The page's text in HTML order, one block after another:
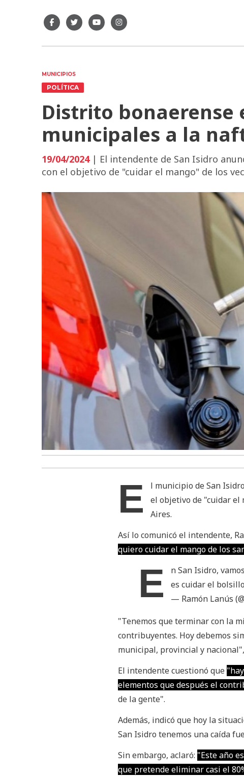
MUNICIPIOS
POLÍTICA
Distrito bonaerense
municipales a la
19/04/2024| El intendente de San Isidro
con el objetivo de "cuidar el mango" de los
E
l municipio de San
el objetivo de "cuidar el
Aires.
Así lo comunicó el intendente,
quiero cuidar el mango de los
E
n San Isidro,
es cuidar el
— Ramón Lanús
"Tenemos que terminar con la
contribuyentes. Hoy debemos
municipal, provincial y
El intendente cuestionó que
elementos que después el
de la gente".
Además, indicó que hoy la
San Isidro tenemos una caída
Sin embargo, aclaró: "Este año
que pretende eliminar casi el